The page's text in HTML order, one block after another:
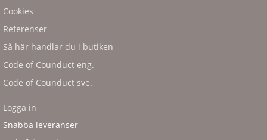
Cookies
Referenser
Så här handlar du i butiken
Code of Counduct eng.
Code of Counduct sve.
Logga in
Snabba leveranser